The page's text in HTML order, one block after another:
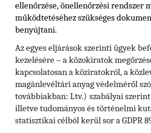
ellenőrzése, önellenőrzési rendszer
működtetéséhez szükséges
benyújtani.
Az egyes eljárások szerinti ügyek
kezelésére – a közokiratok
kapcsolatosan a köziratokról, a
magánlevéltári anyag védelméről
továbbiakban: Ltv.) szabályai
illetve tudományos és történelmi
statisztikai célból kerül sor a GDPR